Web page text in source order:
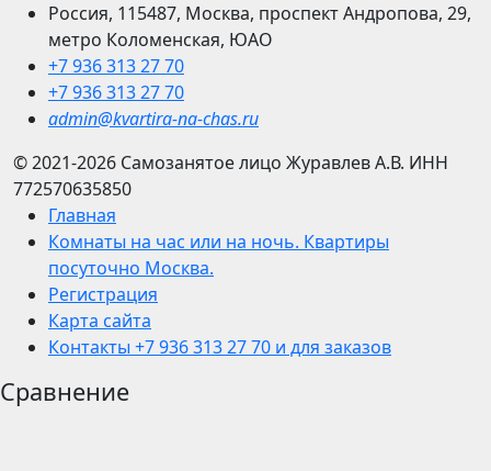
Россия, 115487, Москва, проспект Андропова, 29,
метро Коломенская, ЮАО
+7 936 313 27 70
+7 936 313 27 70
admin@kvartira-na-chas.ru
© 2021-2026 Самозанятое лицо Журавлев А.В. ИНН
772570635850
Главная
Комнаты на час или на ночь. Квартиры
посуточно Москва.
Регистрация
Карта сайта
Контакты +7 936 313 27 70 и для заказов
Сравнение